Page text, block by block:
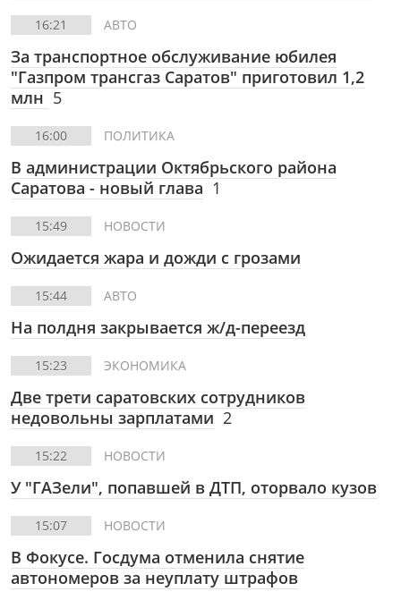
16:21 АВТО
За транспортное обслуживание юбилея
"Газпром трансгаз Саратов" приготовил 1,2
млн 5
16:00 ПОЛИТИКА
В администрации Октябрьского района
Саратова - новый глава 1
15:49 НОВОСТИ
Ожидается жара и дожди с грозами
15:44 АВТО
На полдня закрывается ж/д-переезд
15:23 ЭКОНОМИКА
Две трети саратовских сотрудников
недовольны зарплатами 2
15:22 НОВОСТИ
У "ГАЗели", попавшей в ДТП, оторвало кузов
15:07 НОВОСТИ
В Фокусе. Госдума отменила снятие
автономеров за неуплату штрафов